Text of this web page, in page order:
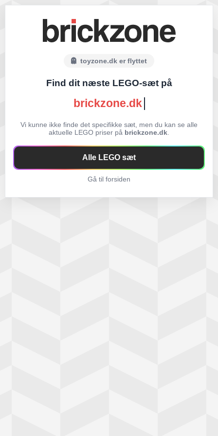
toyzone.dk er flyttet
Find dit næste LEGO-sæt på
brickzone.dk
Vi kunne ikke finde det specifikke sæt, men du kan se alle
aktuelle LEGO priser på brickzone.dk
Alle LEGO sæt
Gå til forsiden